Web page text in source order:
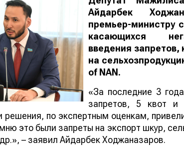
Айдарбек
премьер-министру
касающихся
введения
на
of NAN.
«За последние 3
запретов, 5 квот и
решения, по экспертным оценкам,
это были запреты на экспорт шкур,
– заявил Айдарбек Ходжаназаров.